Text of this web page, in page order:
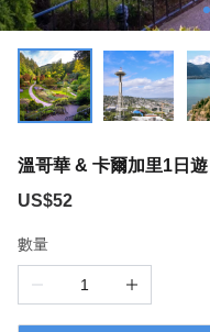
溫哥華 & 卡爾加里1日遊
US$52
數量